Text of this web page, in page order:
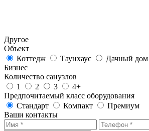
Другое
Объект
Коттедж
Таунхаус Дачный дом
Бизнес
Количество санузлов
1
2 3
4+
Предпочитаемый класс оборудования
Стандарт
Компакт
Премиум
Ваши контакты